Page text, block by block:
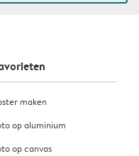
maken
op aluminium
op canvas